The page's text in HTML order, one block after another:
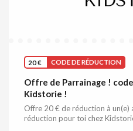
20 € CODE DE RÉDUCTION
Offre de Parrainage !
Kidstorie !
Offre 20 € de réduction à
réduction pour toi chez